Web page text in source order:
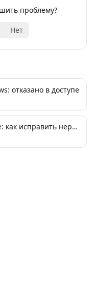
проблему?
Нет
отказано в доступе
Ошибка Windows 0x8024001e: как исправить неработающую службу обновлений